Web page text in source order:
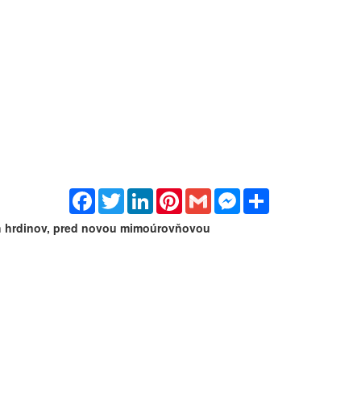
Facebook
TwitterLinkedInPinterestGmail Messenger
pred novou mimoúrovňovou